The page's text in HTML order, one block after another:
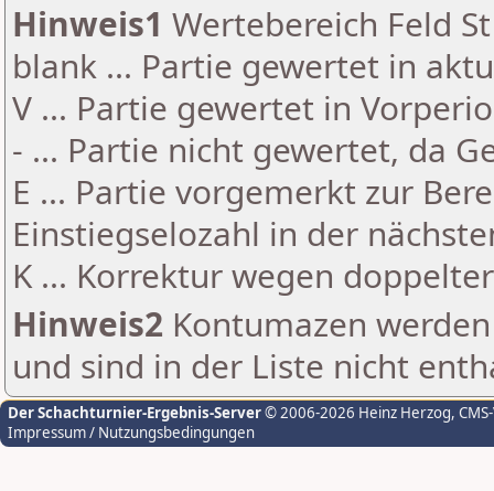
Hinweis1 Wertebereich Feld
blank ... Partie gewertet in
V ... Partie gewertet in
- ... Partie nicht gewertet, da
E ... Partie vorgemerkt zur
Einstiegselozahl in der
K ... Korrektur wegen
Hinweis2 Kontumazen
und sind in der Liste nicht
Der Schachturnier-Ergebnis-Server© 2006-2026 Heinz Herzog,
Impressum / Nutzungsbedingungen